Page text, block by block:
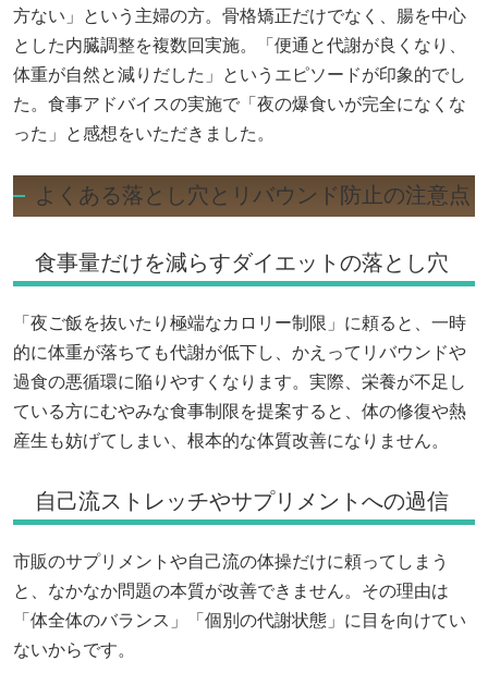
方ない」という主婦の方。骨格矯正だけでなく、腸を中心
とした内臓調整を複数回実施。「便通と代謝が良くなり、
体重が自然と減りだした」というエピソードが印象的でし
た。食事アドバイスの実施で「夜の爆食いが完全になくな
った」と感想をいただきました。
よくある落とし穴とリバウンド防止の注意点
食事量だけを減らすダイエットの落とし穴
「夜ご飯を抜いたり極端なカロリー制限」に頼ると、一時
的に体重が落ちても代謝が低下し、かえってリバウンドや
過食の悪循環に陥りやすくなります。実際、栄養が不足し
ている方にむやみな食事制限を提案すると、体の修復や熱
産生も妨げてしまい、根本的な体質改善になりません。
自己流ストレッチやサプリメントへの過信
市販のサプリメントや自己流の体操だけに頼ってしまう
と、なかなか問題の本質が改善できません。その理由は
「体全体のバランス」「個別の代謝状態」に目を向けてい
ないからです。